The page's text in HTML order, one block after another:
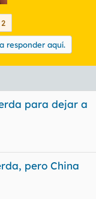
responder aquí.
para dejar a
pero China